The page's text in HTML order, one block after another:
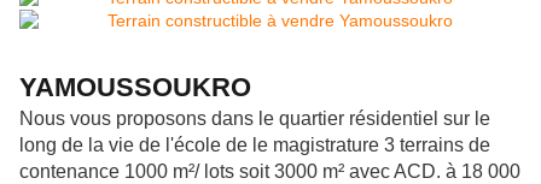
YAMOUSSOUKRO
Nous vous proposons dans le quartier résidentiel sur le
long de la vie de l'école de le magistrature 3 terrains de
contenance 1000 m²/ lots soit 3000 m² avec ACD. à 18 000